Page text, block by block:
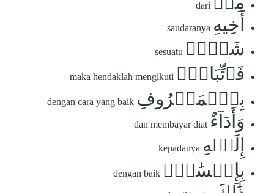
dari
أَخِيهِ saudaranya
شَيۡءٞ sesuatu
فَٱتِّبَاعُۢ maka hendaklah mengikuti
بِٱلۡمَعۡرُوفِ dengan cara yang baik
وَأَدَآءٌ dan membayar diat
إِلَيۡهِ kepadanya
بِإِحۡسَٰنٖۗ dengan baik